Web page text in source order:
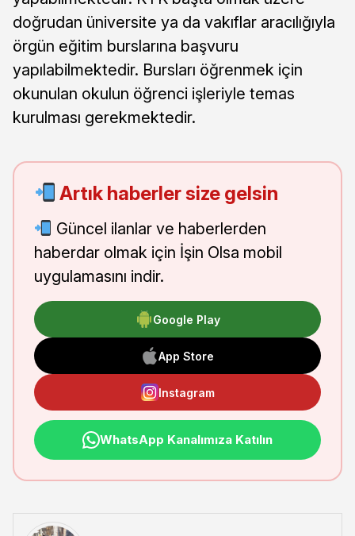
doğrudan üniversite ya da vakıflar aracılığıyla
örgün eğitim burslarına başvuru
yapılabilmektedir. Bursları öğrenmek için
okunulan okulun öğrenci işleriyle temas
kurulması gerekmektedir.
Artık haberler size gelsin
Güncel ilanlar ve haberlerden
haberdar olmak için İşin Olsa mobil
uygulamasını indir.
Google Play
App Store
Instagram
WhatsApp Kanalımıza Katılın